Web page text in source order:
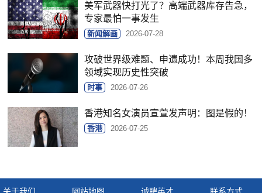
美军武器快打光了？高端武器库存告急，
专家最怕一事发生
新闻解画 2026-07-28
攻破世界级难题、申遗成功！本周我国多
领域实现历史性突破
时事 2026-07-26
香港知名女演员宣萱发声明：图是假的！
香港 2026-07-25